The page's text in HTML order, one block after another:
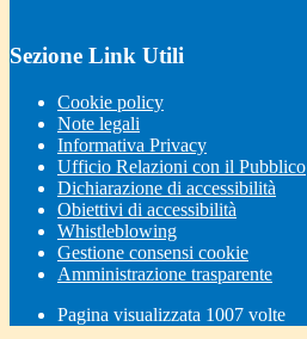
Sezione Link Utili
Cookie policy
Note legali
Informativa Privacy
Ufficio Relazioni con il Pubblico
Dichiarazione di accessibilità
Obiettivi di accessibilità
Whistleblowing
Gestione consensi cookie
Amministrazione trasparente
Pagina visualizzata 1007 volte